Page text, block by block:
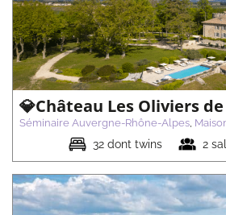
💎Château Les Oliviers
Séminaire Auvergne-Rhône-Alpes,
32 dont twins 2
💎Château des
Séminaire Auvergne-Rhône-Alpes